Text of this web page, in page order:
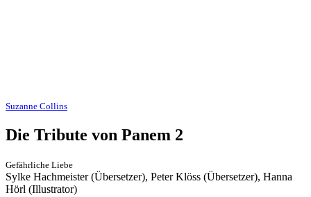
Suzanne Collins
Die Tribute von Panem 2
Gefährliche Liebe
Sylke Hachmeister (Übersetzer), Peter Klöss (Übersetzer), Hanna
Hörl (Illustrator)